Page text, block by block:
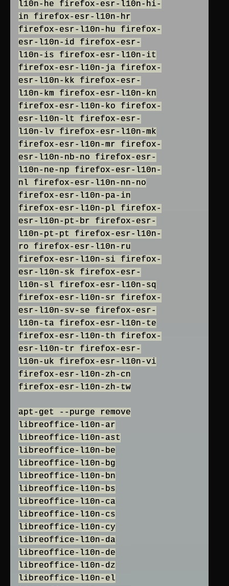
l10n-he firefox-esr-l10n-hi-
in firefox-esr-l10n-hr
firefox-esr-l10n-hu firefox-
esr-l10n-id firefox-esr-
l10n-is firefox-esr-l10n-it
firefox-esr-l10n-ja firefox-
esr-l10n-kk firefox-esr-
l10n-km firefox-esr-l10n-kn
firefox-esr-l10n-ko firefox-
esr-l10n-lt firefox-esr-
l10n-lv firefox-esr-l10n-mk
firefox-esr-l10n-mr firefox-
esr-l10n-nb-no firefox-esr-
l10n-ne-np firefox-esr-l10n-
nl firefox-esr-l10n-nn-no
firefox-esr-l10n-pa-in
firefox-esr-l10n-pl firefox-
esr-l10n-pt-br firefox-esr-
l10n-pt-pt firefox-esr-l10n-
ro firefox-esr-l10n-ru
firefox-esr-l10n-si firefox-
esr-l10n-sk firefox-esr-
l10n-sl firefox-esr-l10n-sq
firefox-esr-l10n-sr firefox-
esr-l10n-sv-se firefox-esr-
l10n-ta firefox-esr-l10n-te
firefox-esr-l10n-th firefox-
esr-l10n-tr firefox-esr-
l10n-uk firefox-esr-l10n-vi
firefox-esr-l10n-zh-cn
firefox-esr-l10n-zh-tw
apt-get --purge remove
libreoffice-l10n-ar
libreoffice-l10n-ast
libreoffice-l10n-be
libreoffice-l10n-bg
libreoffice-l10n-bn
libreoffice-l10n-bs
libreoffice-l10n-ca
libreoffice-l10n-cs
libreoffice-l10n-cy
libreoffice-l10n-da
libreoffice-l10n-de
libreoffice-l10n-dz
libreoffice-l10n-el